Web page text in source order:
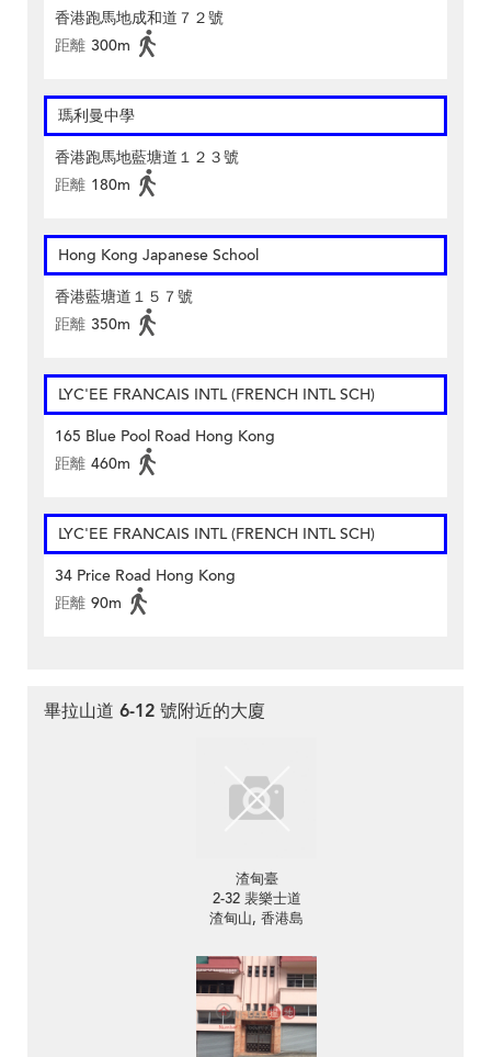
香港跑馬地成和道７２號
距離 300m
瑪利曼中學
香港跑馬地藍塘道１２３號
距離 180m
Hong Kong Japanese School
香港藍塘道１５７號
距離 350m
LYC'EE FRANCAIS INTL (FRENCH INTL SCH)
165 Blue Pool Road Hong Kong
距離 460m
LYC'EE FRANCAIS INTL (FRENCH INTL SCH)
34 Price Road Hong Kong
距離 90m
畢拉山道 6-12 號附近的大廈
渣甸臺
2-32 裴樂士道
渣甸山, 香港島